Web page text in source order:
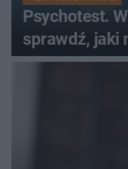
Psychotest.
sprawdź, jaki